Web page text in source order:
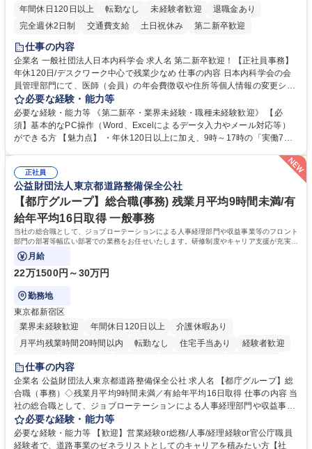
年間休日120日以上
転勤なし 未経験者歓迎
退職金あり
完全週休2日制
交通費支給 土日祝休み 第二新卒歓迎
仕事の内容
企業名 一般社団法人日本内科学会 求人名 第二新卒歓迎！【正社員事務】
年休120日/デスクワーク中心で残業少なめ 仕事の内容 日本内科学会の会
員管理部門にて、医師（会員）の年会費徴収や住所等個人情報の変更シス
テム入力、電話・FAX対応をお任せします。将来的には、各種委員会の運
営事務局業務などにも幅広く携わっていただきます。 【会員管理・データ
入力業務】 ・医師（会員）の住所変更、個人情報のシステム登録・更新
・年会費の徴収管理や入金データの照合確認 【問い合わせ対応】 ・会員
年休120日/デスクワーク中心で残業少なめ
必要な経験・能力等
必要な経験・能力等 《第二新卒・業界未経験・職種未経験歓迎》 【必
須】基本的なPC操作（Word、Excelによるデータ入力やメール対応等）
ができる方 【魅力点】 ・年休120日以上に加え、9時～17時の「実働7時
務（各種委員会運営）】 ・学会内における各種委員会のスケジュール調
整、資料作成、当日の運営サポート 学歴・資格 学歴：大学院 大学 語学
力： 資格：
正社員
公益財団法人東京都道路整備保全公社
【都庁グループ】総合職(事務) 残業月平均9時間未満/有
給年平均16日取得 一般事務
当社の総合職として、ジョブローテーションによる人事経理部門や収益事業等のフロント
部門の部署等幅広い部署での業務をお任せいたします。研修制度やキャリア支援が充実し
ております！ ※下記業務詳細
月給
22万1500円～30万円
勤務地
東京都新宿区
業界未経験歓迎
年間休日120日以上
介護休暇あり
月平均残業時間20時間以内
転勤なし 住宅手当あり
経験者歓迎
研修あり
退職金あり
駅近5分以内
資格取得手当あり 食事補助あり
仕事の内容
企業名 公益財団法人東京都道路整備保全公社 求人名 【都庁グループ】総
合職（事務）◇残業月平均9時間未満／有給年平均16日取得 仕事の内容 当
社の総合職として、ジョブローテーションによる人事経理部門や収益事業
等のフロント部門の部署等幅広い部署での業務をお任せいたします。研修
制度やキャリア支援が充実しております！ ※下記業務詳細 【業務詳細】■
管理部門：広報、人事、経理など当公社の運営に係る管理業務 ■収益部
必要な経験・能力等
必要な経験・能力等 【歓迎】営業経験or総務/人事/経理経験or官公庁職員
経験者で、道路事業のゼネラリストとしてのキャリアを積みたい方【社